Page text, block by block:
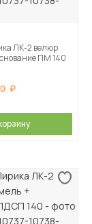
ЛК-2 велюр
ПМ 140